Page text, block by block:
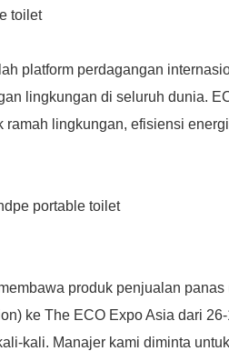
platform perdagangan
lingkungan di seluruh dunia.
ramah lingkungan, efisiensi
produk penjualan
ke The ECO Expo Asia dari
kali. Manajer kami diminta